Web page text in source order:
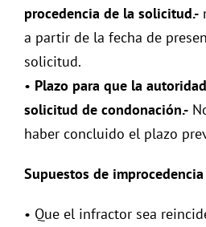
procedencia de la solicitud.-
a partir de la fecha de
solicitud.
• Plazo para que la
solicitud de condonación.-
haber concluido el plazo
Supuestos de
• Que el infractor sea